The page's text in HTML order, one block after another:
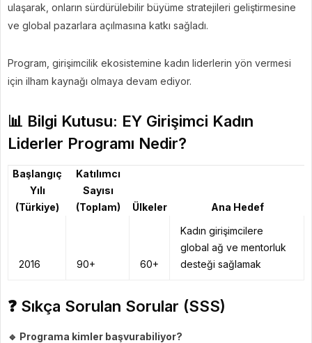
ulaşarak, onların sürdürülebilir büyüme stratejileri geliştirmesine
ve global pazarlara açılmasına katkı sağladı.
Program, girişimcilik ekosistemine kadın liderlerin yön vermesi
için ilham kaynağı olmaya devam ediyor.
📊 Bilgi Kutusu: EY Girişimci Kadın
Liderler Programı Nedir?
Başlangıç
Yılı
(Türkiye)
Katılımcı
Sayısı
(Toplam)
Ülkeler Ana Hedef
2016 90+ 60+
Kadın girişimcilere
global ağ ve mentorluk
desteği sağlamak
❓ Sıkça Sorulan Sorular (SSS)
🔹 Programa kimler başvurabiliyor?